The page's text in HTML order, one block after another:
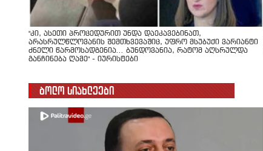
"კი, ასეთი პროცედურით უნდა დაეკავებინათ,
არასრულწლოვანის შემთხვევაშიც, უფრო მსუბუქი ვარიანტი
ძნელი წარმოსადგენია... ბუნდოვანია, რატომ აღსრულდა
განჩინება ღამე" - იურისტები
ბოლო სიახლეები